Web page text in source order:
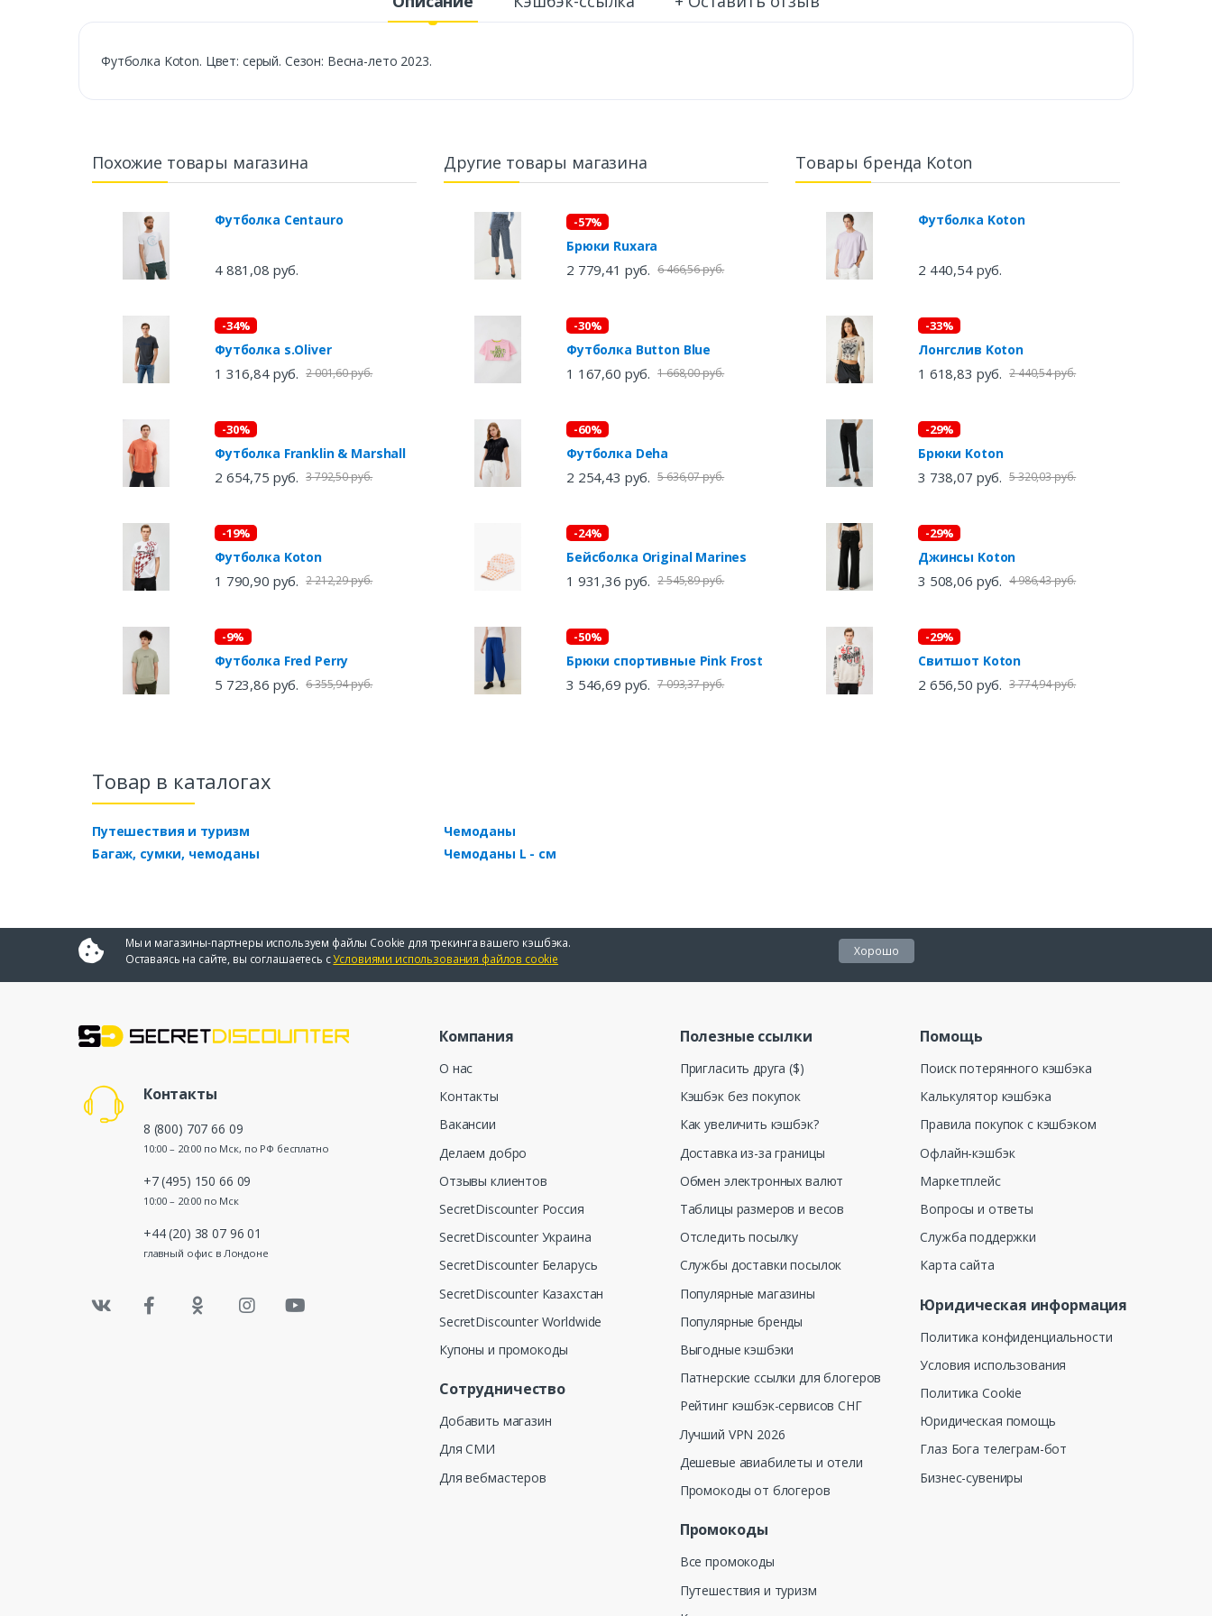
Футболка Koton. Цвет: серый. Сезон: Весна-лето 2023.
Похожие товары магазина
Футболка Centauro
4 881,08 руб.
-34%
Футболка s.Oliver
1 316,84 руб. 2 001,60 руб.
-30%
Футболка Franklin & Marshall
2 654,75 руб. 3 792,50 руб.
-19%
Футболка Koton
1 790,90 руб. 2 212,29 руб.
-9%
Футболка Fred Perry
5 723,86 руб. 6 355,94 руб.
Другие товары магазина
-57%
Брюки Ruxara
2 779,41 руб. 6 466,56 руб.
-30%
Футболка Button Blue
1 167,60 руб. 1 668,00 руб.
-60%
Футболка Deha
2 254,43 руб. 5 636,07 руб.
-24%
Бейсболка Original Marines
1 931,36 руб. 2 545,89 руб.
-50%
Брюки спортивные Pink Frost
3 546,69 руб. 7 093,37 руб.
Товары бренда Koton
Футболка Koton
2 440,54 руб.
-33%
Лонгслив Koton
1 618,83 руб. 2 440,54 руб.
-29%
Брюки Koton
3 738,07 руб. 5 320,03 руб.
-29%
Джинсы Koton
3 508,06 руб. 4 986,43 руб.
-29%
Свитшот Koton
2 656,50 руб. 3 774,94 руб.
Товар в каталогах
Путешествия и туризм
Багаж, сумки, чемоданы
Чемоданы
Чемоданы L - см
Мы и магазины-партнеры используем файлы Cookie для трекинга вашего кэшбэка.
Оставаясь на сайте, вы соглашаетесь сУсловиями использования файлов cookie
Хорошо
Контакты
8 (800) 707 66 09
10:00 – 20:00 по Мск, по РФ бесплатно
+7 (495) 150 66 09
10:00 – 20:00 по Мск
+44 (20) 38 07 96 01
главный офис в Лондоне
Компания
О нас
Контакты
Вакансии
Делаем добро
Отзывы клиентов
SecretDiscounter Россия
SecretDiscounter Украина
SecretDiscounter Беларусь
SecretDiscounter Казахстан
SecretDiscounter Worldwide
Купоны и промокоды
Сотрудничество
Добавить магазин
Для СМИ
Для вебмастеров
Полезные ссылки
Пригласить друга ($)
Кэшбэк без покупок
Как увеличить кэшбэк?
Доставка из-за границы
Обмен электронных валют
Таблицы размеров и весов
Отследить посылку
Службы доставки посылок
Популярные магазины
Популярные бренды
Выгодные кэшбэки
Патнерские ссылки для блогеров
Рейтинг кэшбэк-сервисов СНГ
Лучший VPN 2026
Дешевые авиабилеты и отели
Промокоды от блогеров
Промокоды
Все промокоды
Путешествия и туризм
Помощь
Поиск потерянного кэшбэка
Калькулятор кэшбэка
Правила покупок с кэшбэком
Офлайн-кэшбэк
Маркетплейс
Вопросы и ответы
Служба поддержки
Карта сайта
Юридическая информация
Политика конфиденциальности
Условия использования
Политика Cookie
Юридическая помощь
Глаз Бога телеграм-бот
Бизнес-сувениры